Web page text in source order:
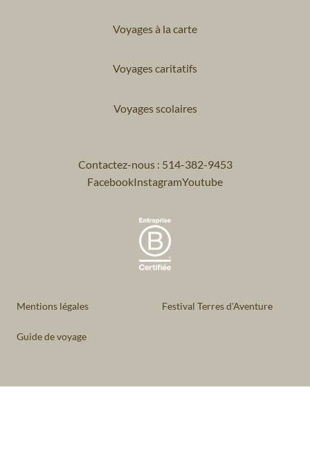
Voyages à la carte
Voyages caritatifs
Voyages scolaires
Contactez-nous : 514-382-9453
FacebookInstagramYoutube
Mentions légales Festival Terres d'Aventure
Guide de voyage